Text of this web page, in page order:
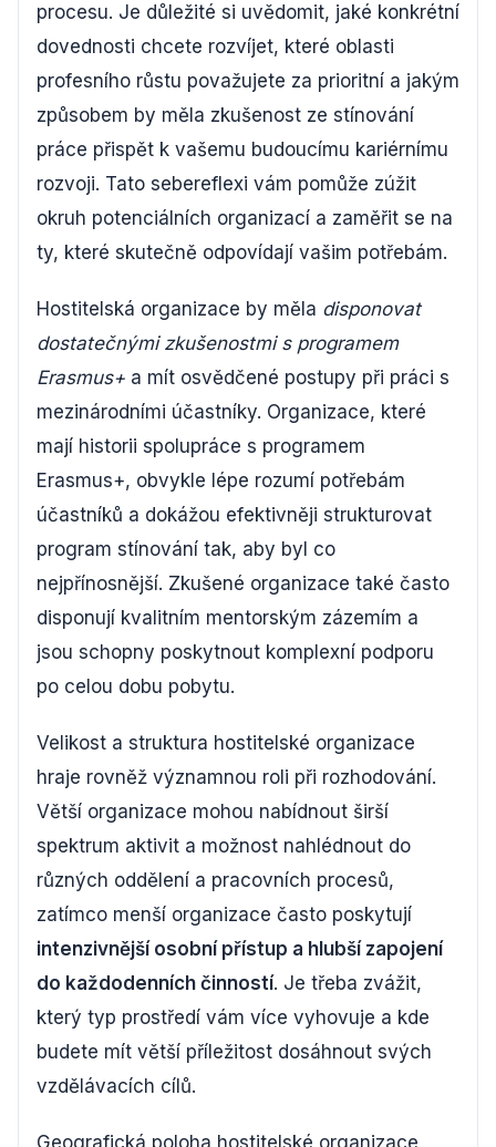
procesu. Je důležité si uvědomit, jaké konkrétní
dovednosti chcete rozvíjet, které oblasti
profesního růstu považujete za prioritní a jakým
způsobem by měla zkušenost ze stínování
práce přispět k vašemu budoucímu kariérnímu
rozvoji. Tato sebereflexi vám pomůže zúžit
okruh potenciálních organizací a zaměřit se na
ty, které skutečně odpovídají vašim potřebám.
Hostitelská organizace by měla disponovat
dostatečnými zkušenostmi s programem
Erasmus+ a mít osvědčené postupy při práci s
mezinárodními účastníky. Organizace, které
mají historii spolupráce s programem
Erasmus+, obvykle lépe rozumí potřebám
účastníků a dokážou efektivněji strukturovat
program stínování tak, aby byl co
nejpřínosnější. Zkušené organizace také často
disponují kvalitním mentorským zázemím a
jsou schopny poskytnout komplexní podporu
po celou dobu pobytu.
Velikost a struktura hostitelské organizace
hraje rovněž významnou roli při rozhodování.
Větší organizace mohou nabídnout širší
spektrum aktivit a možnost nahlédnout do
různých oddělení a pracovních procesů,
zatímco menší organizace často poskytují
intenzivnější osobní přístup a hlubší zapojení
do každodenních činností. Je třeba zvážit,
který typ prostředí vám více vyhovuje a kde
budete mít větší příležitost dosáhnout svých
vzdělávacích cílů.